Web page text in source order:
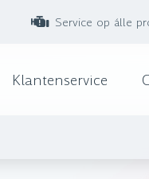
Service op álle
Klantenservice